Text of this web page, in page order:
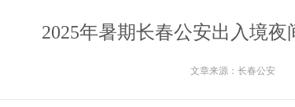
2025年暑期长春公安出入境
文章来源： 长春公安